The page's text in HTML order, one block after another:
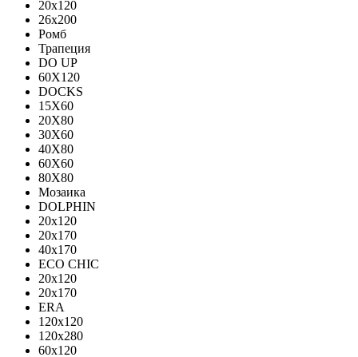
20х120
26х200
Ромб
Трапеция
DO UP
60X120
DOCKS
15X60
20X80
30X60
40X80
60X60
80X80
Мозаика
DOLPHIN
20x120
20x170
40x170
ECO CHIC
20х120
20х170
ERA
120x120
120x280
60x120